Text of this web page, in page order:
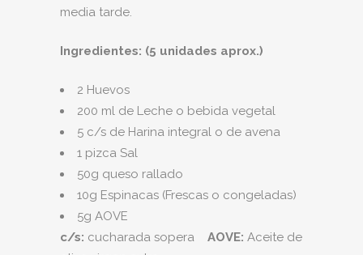
media tarde.
Ingredientes: (5 unidades aprox.)
2 Huevos
200 ml de Leche o bebida vegetal
5 c/s de Harina integral o de avena
1 pizca Sal
50g queso rallado
10g Espinacas (Frescas o congeladas)
5g AOVE
c/s: cucharada sopera AOVE: Aceite de